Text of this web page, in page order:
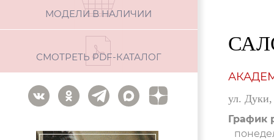
МОДЕЛИ В НАЛИЧИИ
СМОТРЕТЬ PDF-КАТАЛОГ
ул. Дуки,
График